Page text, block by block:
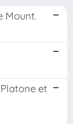
Mount.
et